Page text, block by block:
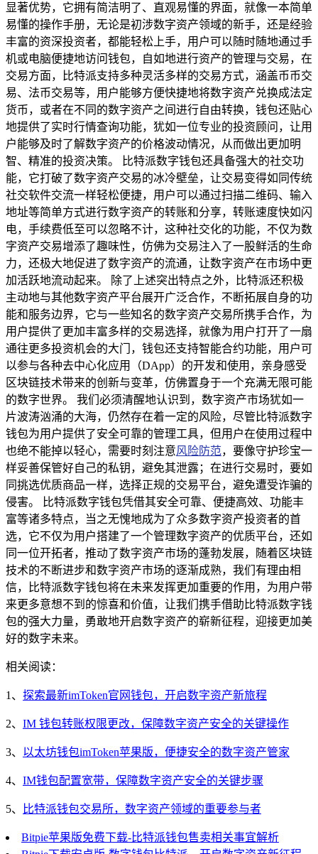
显著优势，它拥有简洁明了、直观易懂的界面，就像一本简单
易懂的操作手册，无论是初涉数字资产领域的新手，还是经验
丰富的资深投资者，都能轻松上手，用户可以随时随地通过手
机或电脑便捷地访问钱包，自如地进行资产的管理与交易，在
交易方面，比特派支持多种灵活多样的交易方式，涵盖币币交
易、法币交易等，用户能够方便快捷地将数字资产兑换成法定
货币，或者在不同的数字资产之间进行自由转换，钱包还贴心
地提供了实时行情查询功能，犹如一位专业的投资顾问，让用
户能够及时了解数字资产的价格波动情况，从而做出更加明
智、精准的投资决策。 比特派数字钱包还具备强大的社交功
能，它打破了数字资产交易的冰冷壁垒，让交易变得如同传统
社交软件交流一样轻松便捷，用户可以通过扫描二维码、输入
地址等简单方式进行数字资产的转账和分享，转账速度快如闪
电，手续费低至可以忽略不计，这种社交化的功能，不仅为数
字资产交易增添了趣味性，仿佛为交易注入了一股鲜活的生命
力，还极大地促进了数字资产的流通，让数字资产在市场中更
加活跃地流动起来。 除了上述突出特点之外，比特派还积极
主动地与其他数字资产平台展开广泛合作，不断拓展自身的功
能和服务边界，它与一些知名的数字资产交易所携手合作，为
用户提供了更加丰富多样的交易选择，就像为用户打开了一扇
通往更多投资机会的大门，钱包还支持智能合约功能，用户可
以参与各种去中心化应用（DApp）的开发和使用，亲身感受
区块链技术带来的创新与变革，仿佛置身于一个充满无限可能
的数字世界。 我们必须清醒地认识到，数字资产市场犹如一
片波涛汹涌的大海，仍然存在着一定的风险，尽管比特派数字
钱包为用户提供了安全可靠的管理工具，但用户在使用过程中
也绝不能掉以轻心，需要时刻注意风险防范，要像守护珍宝一
样妥善保管好自己的私钥，避免其泄露；在进行交易时，要如
同挑选优质商品一样，选择正规的交易平台，避免遭受诈骗的
侵害。 比特派数字钱包凭借其安全可靠、便捷高效、功能丰
富等诸多特点，当之无愧地成为了众多数字资产投资者的首
选，它不仅为用户搭建了一个管理数字资产的优质平台，还如
同一位开拓者，推动了数字资产市场的蓬勃发展，随着区块链
技术的不断进步和数字资产市场的逐渐成熟，我们有理由相
信，比特派数字钱包将在未来发挥更加重要的作用，为用户带
来更多意想不到的惊喜和价值，让我们携手借助比特派数字钱
包的强大力量，勇敢地开启数字资产的崭新征程，迎接更加美
好的数字未来。
相关阅读：
1、 探索最新imToken官网钱包，开启数字资产新旅程
2、 IM 钱包转账权限更改，保障数字资产安全的关键操作
3、 以太坊钱包imToken苹果版，便捷安全的数字资产管家
4、 IM钱包配置宽带，保障数字资产安全的关键步骤
5、 比特派钱包交易所，数字资产领域的重要参与者
Bitpie苹果版免费下载-比特派钱包售卖相关事宜解析